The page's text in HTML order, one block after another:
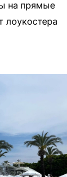
на прямые
лоукостера